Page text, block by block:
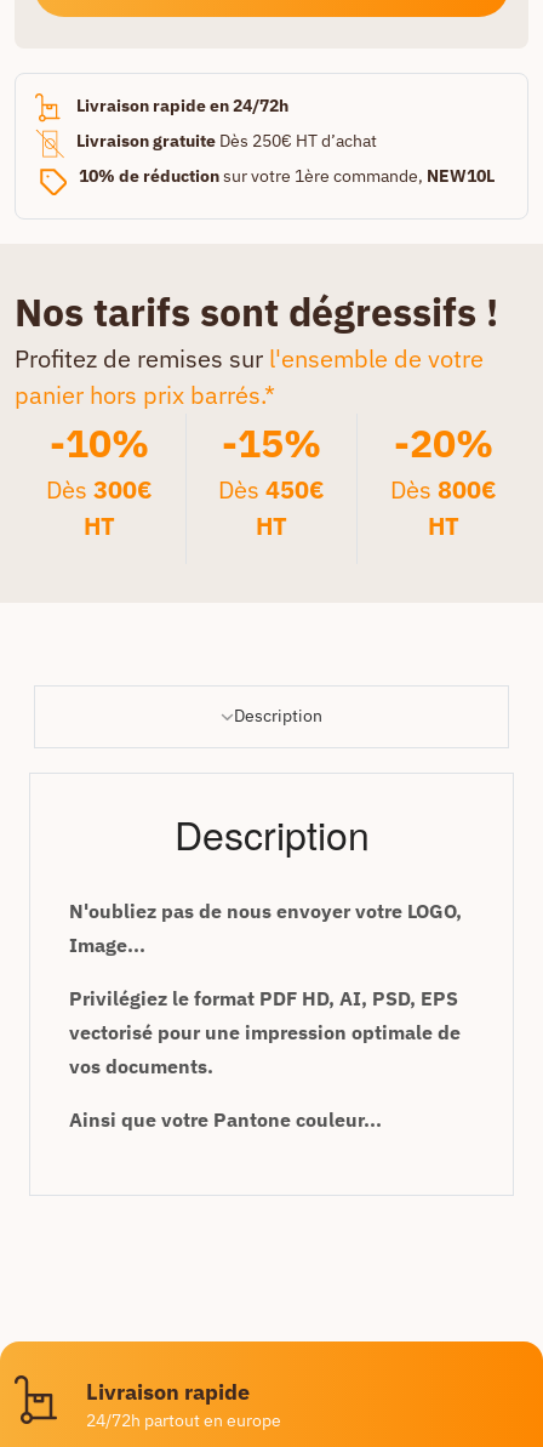
Livraison rapide en 24/72h
Livraison gratuite Dès 250€ HT d’achat
10% de réductionsur votre 1ère commande, NEW10L
Nos tarifs sont dégressifs !
Profitez de remises sur l'ensemble de votre
panier hors prix barrés.*
-10%
Dès300€
HT
-15%
Dès 450€
HT
-20%
Dès 800€
HT
Description
Description
N'oubliez pas de nous envoyer votre LOGO,
Image...
Privilégiez le format PDF HD, AI, PSD, EPS
vectorisé pour une impression optimale de
vos documents.
Ainsi que votre Pantone couleur...
Livraison rapide
24/72h partout en europe